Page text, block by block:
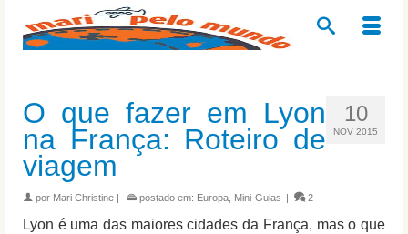
10
NOV 2015
O que fazer em Lyon
na França: Roteiro de
viagem
por Mari Christine | postado em: Europa Mini-Guias | 2
Lyon é uma das maiores cidades da França, mas o que